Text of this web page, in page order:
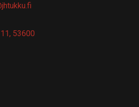
53600